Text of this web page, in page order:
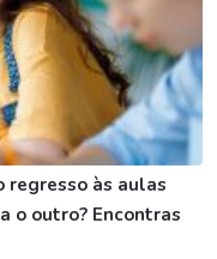
regresso às aulas
o outro? Encontras